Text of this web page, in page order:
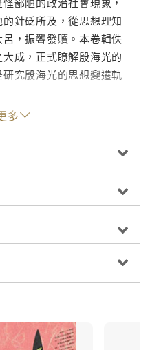
針砭所及，從思想理知
，振聾發贖。本卷輯佚
成，正式瞭解殷海光的
究殷海光的思想變遷軌
多